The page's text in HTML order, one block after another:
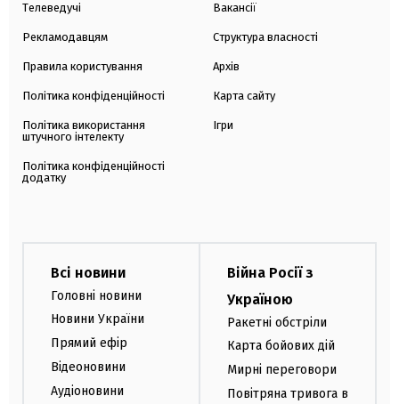
Телеведучі
Рекламодавцям
Правила користування
Політика конфіденційності
Політика використання
штучного інтелекту
Політика конфіденційності
додатку
Вакансії
Структура власності
Архів
Карта сайту
Ігри
Всі новини
Головні новини
Новини України
Прямий ефір
Відеоновини
Аудіоновини
Війна Росії з
Україною
Ракетні обстріли
Карта бойових дій
Мирні переговори
Повітряна тривога в